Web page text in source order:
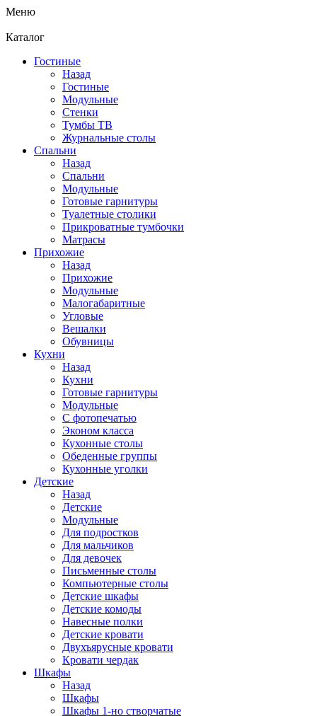
Меню
Каталог
Гостиные
Назад
Гостиные
Модульные
Стенки
Тумбы ТВ
Журнальные столы
Спальни
Назад
Спальни
Модульные
Готовые гарнитуры
Туалетные столики
Прикроватные тумбочки
Матрасы
Прихожие
Назад
Прихожие
Модульные
Малогабаритные
Угловые
Вешалки
Обувницы
Кухни
Назад
Кухни
Готовые гарнитуры
Модульные
С фотопечатью
Эконом класса
Кухонные столы
Обеденные группы
Кухонные уголки
Детские
Назад
Детские
Модульные
Для подростков
Для мальчиков
Для девочек
Письменные столы
Компьютерные столы
Детские шкафы
Детские комоды
Навесные полки
Детские кровати
Двухъярусные кровати
Кровати чердак
Шкафы
Назад
Шкафы
Шкафы 1-но створчатые